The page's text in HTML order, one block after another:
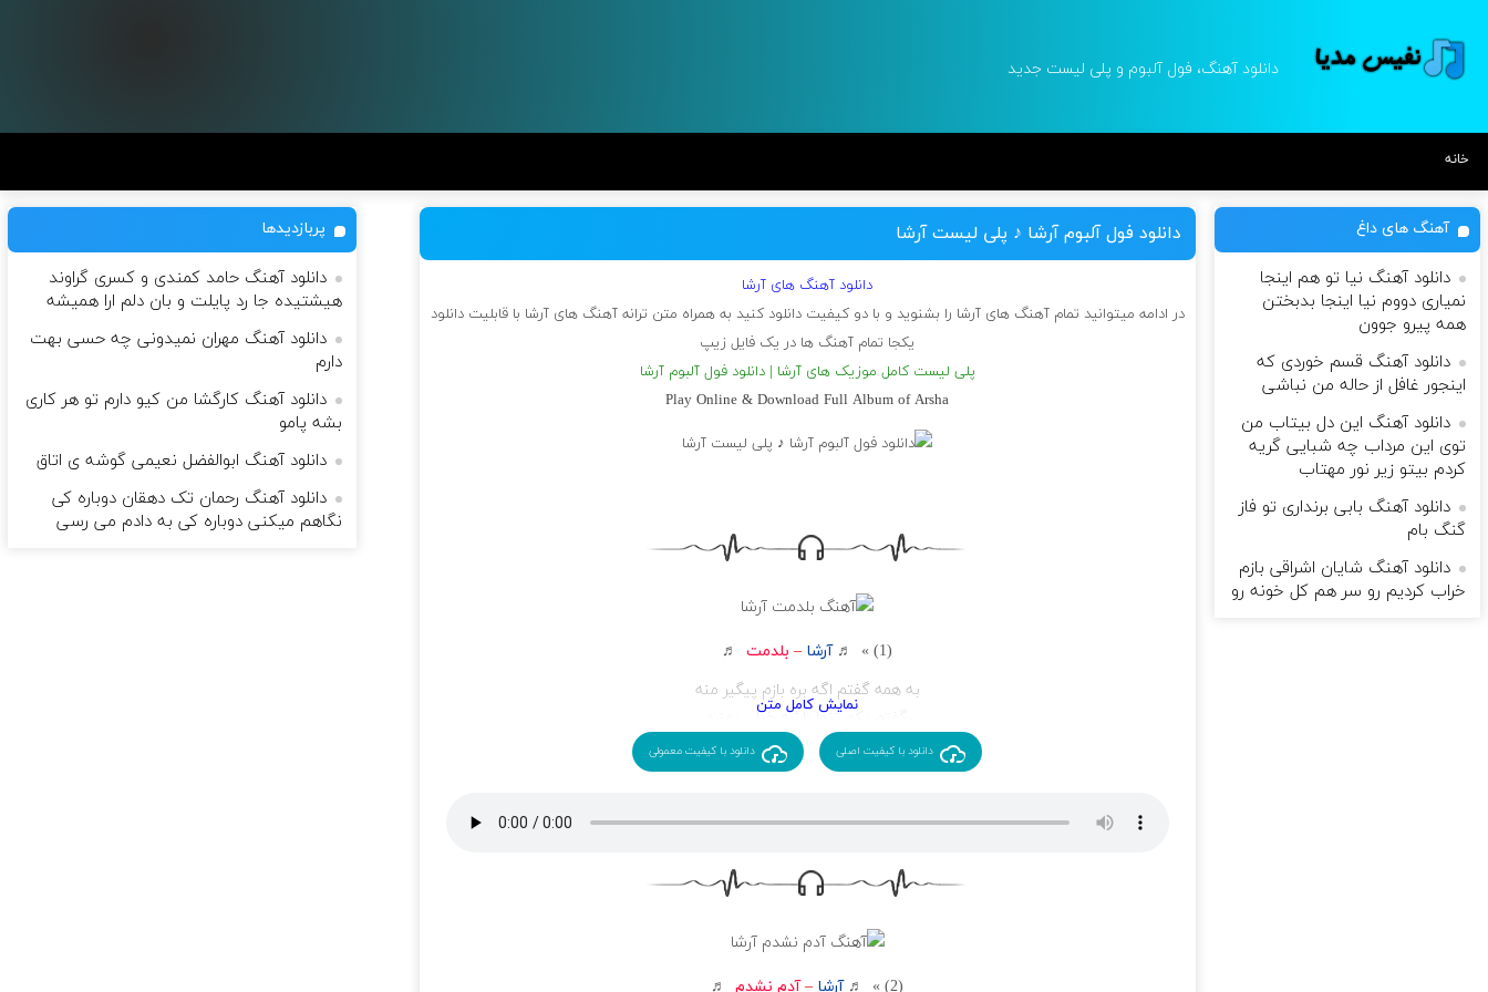
دانلود آهنگ، فول آلبوم و پلی لیست جدید
خانه
دانلود فول آلبوم آرشا ♪ پلی لیست آرشا
دانلود آهنگ های آرشا
در ادامه میتوانید تمام آهنگ های آرشا را بشنوید و با دو کیفیت دانلود کنید به همراه متن ترانه آهنگ های آرشا با قابلیت دانلود
یکجا تمام آهنگ ها در یک فایل زیپ
پلی لیست کامل موزیک های آرشا | دانلود فول آلبوم آرشا
Play Online & Download Full Album of Arsha
(1) » ♬ آرشا – بلدمت
♬
به همه گفتم اگه بره بازم پیگیر منه
گفتم یکم تنها باشه خیلی بهتره
نزاشتم فید شی یه ذره
گفتم هرجا بره تهش بیبی منه
یه دفعه گرفتی فاز چی مگه تو
فقط تو بهم بگو یادت نیست مگه خب
همه چیمو گفتم به تو
دانلود با کیفیت اصلی دانلود با کیفیت معمولی
(2) » ♬ آرشا –آدم نشدم ♬
آهنگ های داغ
دانلود آهنگ نیا تو هم اینجا
نمیاری دووم نیا اینجا بدبختن
همه پیرو جوون
دانلود آهنگ قسم خوردی که
اینجور غافل از حاله من نباشی
دانلود آهنگ این دل بیتاب من
توی این مرداب چه شبایی گریه
کردم بیتو زیر نور مهتاب
دانلود آهنگ بابی برنداری تو فاز
گنگ بام
دانلود آهنگ شایان اشراقی بازم
خراب کردیم رو سر هم کل خونه رو
پربازدیدها
دانلود آهنگ حامد کمندی و کسری گراوند
هیشتیده جا رد پایلت و بان دلم ارا همیشه
دانلود آهنگ مهران نمیدونی چه حسی بهت
دارم
دانلود آهنگ کارگشا من کیو دارم تو هر کاری
بشه پامو
دانلود آهنگ ابوالفضل نعیمی گوشه ی اتاق
دانلود آهنگ رحمان تک دهقان دوباره کی
نگاهم میکنی دوباره کی به دادم می رسی